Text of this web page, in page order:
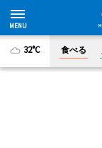
32°C 食べる